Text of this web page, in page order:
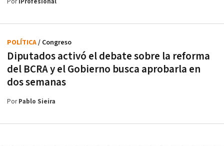
Diputados activó el debate sobre la reforma
del BCRA y el Gobierno busca aprobarla en
dos semanas
POLÍTICA/ Congreso
PorPablo Sieira